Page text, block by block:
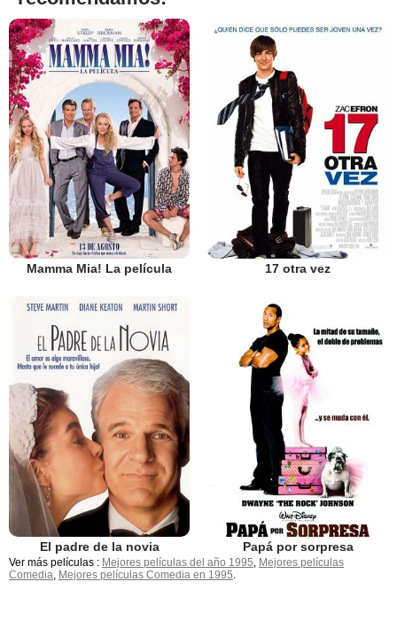
Mamma Mia! La película 17 otra vez
El padre de la novia Papá por sorpresa
Ver más películas : Mejores películas del año 1995, Mejores películas
Comedia, Mejores películas Comedia en 1995.